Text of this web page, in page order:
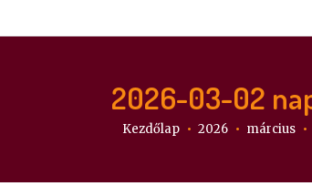
2026-03-02
Itt vagy:
Kezdőlap 2026 március